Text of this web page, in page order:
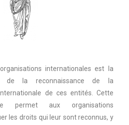
internationales est la
de la reconnaissance de la
de ces entités. Cette
permet aux organisations
les droits qui leur sont reconnus, y